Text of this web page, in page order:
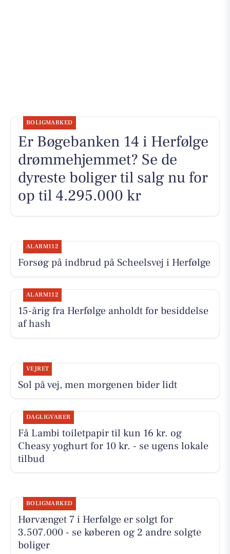
BOLIGMARKED
Er Bøgebanken 14 i Herfølge
drømmehjemmet? Se de
dyreste boliger til salg nu for
op til 4.295.000 kr
ALARM112
Forsøg på indbrud på Scheelsvej i Herfølge
ALARM112
15-årig fra Herfølge anholdt for besiddelse
af hash
VEJRET
Sol på vej, men morgenen bider lidt
DAGLIGVARER
Få Lambi toiletpapir til kun 16 kr. og
Cheasy yoghurt for 10 kr. - se ugens lokale
tilbud
BOLIGMARKED
Hørvænget 7 i Herfølge er solgt for
3.507.000 - se køberen og 2 andre solgte
boliger